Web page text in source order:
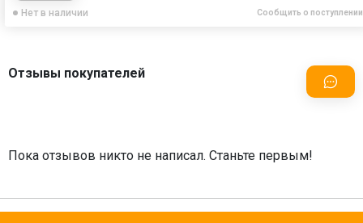
Нет в наличии Сообщить о поступлении
Отзывы покупателей
Пока отзывов никто не написал. Станьте первым!